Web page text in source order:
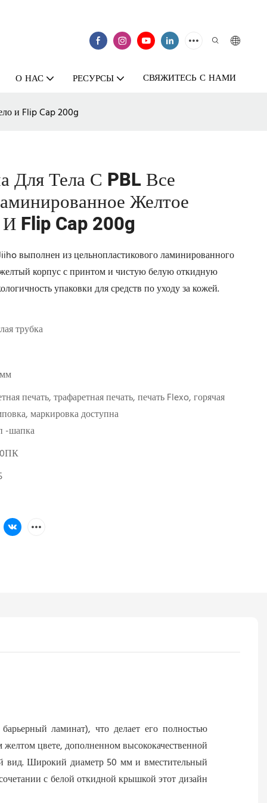
О НАС РЕСУРСЫ СВЯЖИТЕСЬ С НАМИ
и Flip Cap 200g
Для Тела С PBL Все
Желтое
И Flip Cap 200g
выполнен из цельнопластикового ламинированного
корпус с принтом и чистую белую откидную
упаковки для средств по уходу за кожей.
трубка
печать, трафаретная печать, печать Flexo, горячая
маркировка доступна
-шапка
ламинат), что делает его полностью
цвете, дополненном высококачественной
вид. Широкий диаметр 50 мм и вместительный
с белой откидной крышкой этот дизайн